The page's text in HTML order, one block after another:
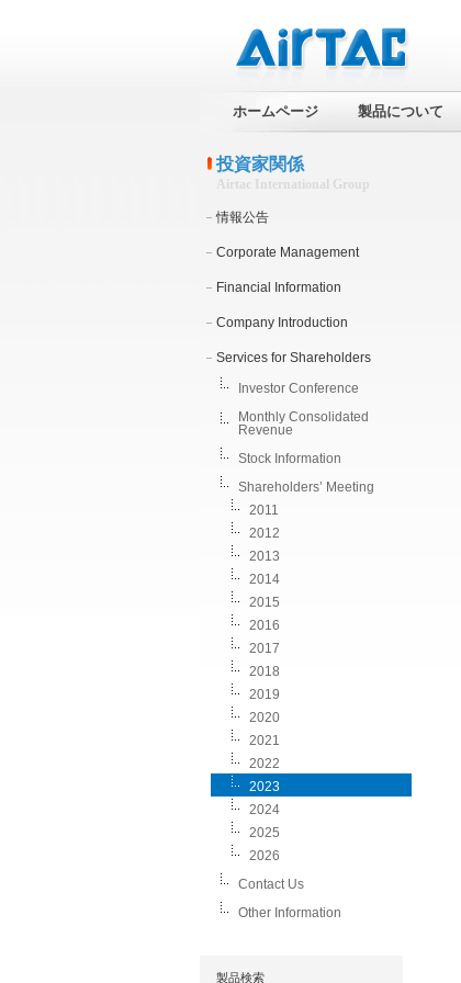
ホームページ 製品について
投資家関係
Airtac International Group
情報公告
Corporate Management
Financial Information
Company Introduction
Services for Shareholders
Investor Conference
Monthly Consolidated
Revenue
Stock Information
Shareholders’ Meeting
2011
2012
2013
2014
2015
2016
2017
2018
2019
2020
2021
2022
2023
2024
2025
2026
Contact Us
Other Information
製品検索